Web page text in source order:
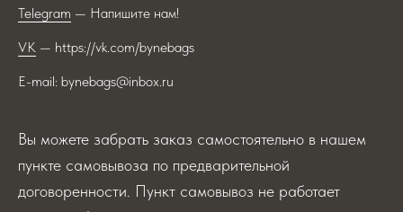
Telegram — Напишите нам!
VK — https://vk.com/bynebags
E-mail: bynebags@inbox.ru
Вы можете забрать заказ самостоятельно в нашем
пункте самовывоза по предварительной
договоренности. Пункт самовывоз не работает